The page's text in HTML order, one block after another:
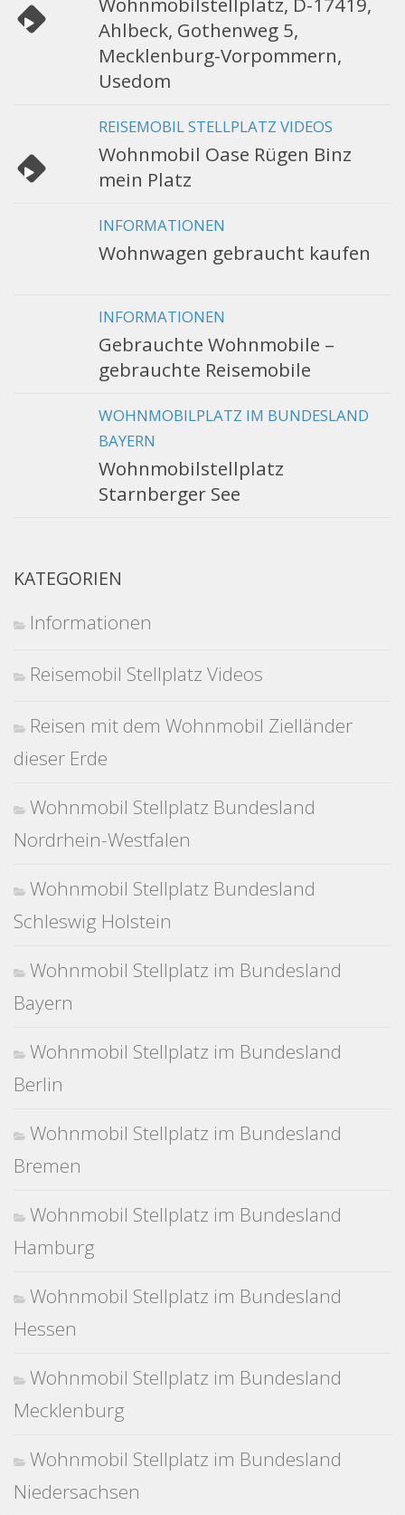
Ahlbeck, Gothenweg 5,
Mecklenburg-Vorpommern,
Usedom
REISEMOBIL STELLPLATZ VIDEOS
Wohnmobil Oase Rügen Binz
mein Platz
INFORMATIONEN
Wohnwagen gebraucht kaufen
INFORMATIONEN
Gebrauchte Wohnmobile –
gebrauchte Reisemobile
WOHNMOBILPLATZ IM BUNDESLAND
BAYERN
Wohnmobilstellplatz
Starnberger See
KATEGORIEN
Informationen
Reisemobil Stellplatz Videos
Reisen mit dem Wohnmobil Zielländer
dieser Erde
Wohnmobil Stellplatz Bundesland
Nordrhein-Westfalen
Wohnmobil Stellplatz Bundesland
Schleswig Holstein
Wohnmobil Stellplatz im Bundesland
Bayern
Wohnmobil Stellplatz im Bundesland
Berlin
Wohnmobil Stellplatz im Bundesland
Bremen
Wohnmobil Stellplatz im Bundesland
Hamburg
Wohnmobil Stellplatz im Bundesland
Hessen
Wohnmobil Stellplatz im Bundesland
Mecklenburg
Wohnmobil Stellplatz im Bundesland
Niedersachsen